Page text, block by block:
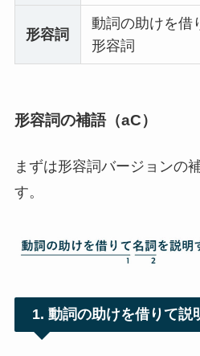
形容詞
動詞の助けを借
形容詞
形容詞の補語（aC）
まずは形容詞バージョンの
す。
1. 動詞の助けを借りて説